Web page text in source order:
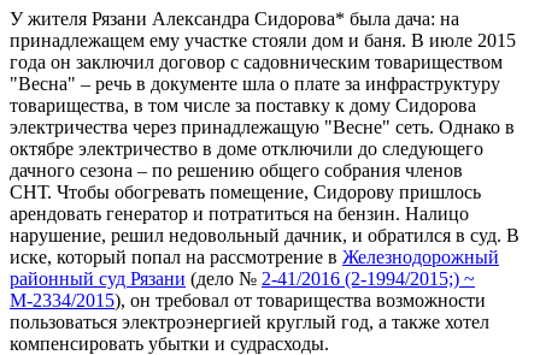
У жителя Рязани Александра Сидорова* была дача: на
принадлежащем ему участке стояли дом и баня. В июле 2015
года он заключил договор с садовническим товариществом
"Весна" – речь в документе шла о плате за инфраструктуру
товарищества, в том числе за поставку к дому Сидорова
электричества через принадлежащую "Весне" сеть. Однако в
октябре электричество в доме отключили до следующего
дачного сезона – по решению общего собрания членов
СНТ. Чтобы обогревать помещение, Сидорову пришлось
арендовать генератор и потратиться на бензин. Налицо
нарушение, решил недовольный дачник, и обратился в суд. В
иске, который попал на рассмотрение в Железнодорожный
районный суд Рязани (дело № 2-41/2016 (2-1994/2015;) ~
М-2334/2015), он требовал от товарищества возможности
пользоваться электроэнергией круглый год, а также хотел
компенсировать убытки и судрасходы.